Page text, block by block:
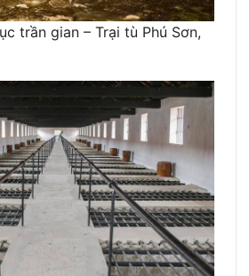
trần gian – Trại tù Phú Sơn,